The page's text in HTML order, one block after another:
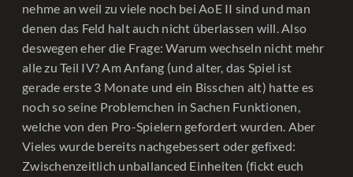
nehme an weil zu viele noch bei AoE II sind und man
denen das Feld halt auch nicht überlassen will. Also
deswegen eher die Frage: Warum wechseln nicht mehr
alle zu Teil IV? Am Anfang (und alter, das Spiel ist
gerade erste 3 Monate und ein Bisschen alt) hatte es
noch so seine Problemchen in Sachen Funktionen,
welche von den Pro-Spielern gefordert wurden. Aber
Vieles wurde bereits nachgebessert oder gefixed:
Zwischenzeitlich unballanced Einheiten (fickt euch